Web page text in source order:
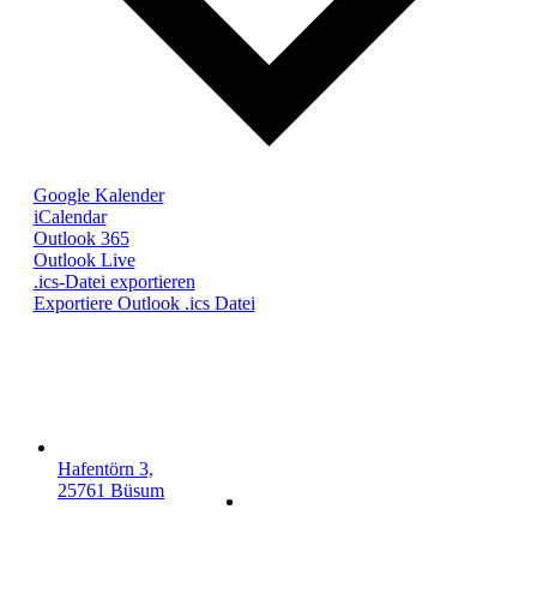
Google Kalender
iCalendar
Outlook 365
Outlook Live
.ics-Datei exportieren
Exportiere Outlook .ics Datei
Hafentörn 3,
25761 Büsum